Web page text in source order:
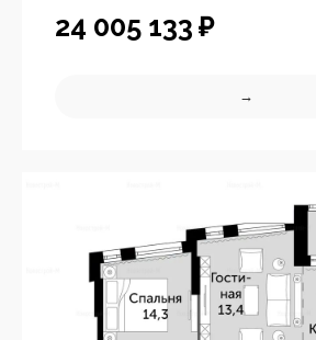
24 005 133 ₽
→